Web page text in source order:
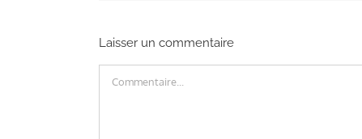
Laisser un commentaire